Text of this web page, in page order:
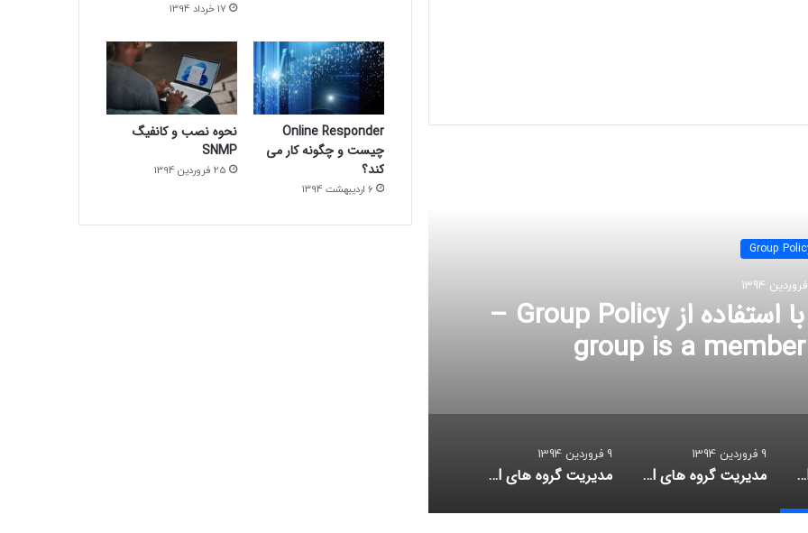
Group
مدیریت گروه های local با استفاده از Group Policy –
مدیریت گروه های local با استفاده از Group Policy – بخش سوم – group is a member of
9 فروردین 1394
مدیریت گروه های local با استفاده از Group Policy – بخش دوم – members of this group
9 فروردین 1394
مدیریت گروه های local با استفاده از Group Policy – بخش اول – مفهوم Group Policy Restricted Groups
17 خرداد 1394
Online Responder
چیست و چگونه کار می
کند؟
6 اردیبهشت 1394
نحوه نصب و کانفیگ
SNMP
25 فروردین 1394